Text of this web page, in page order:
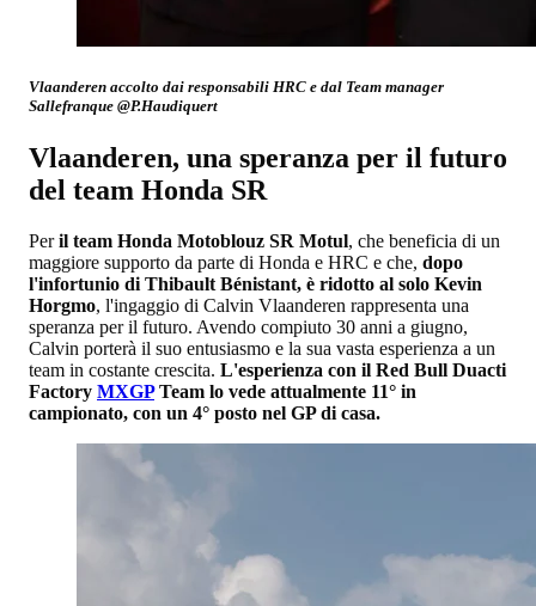
Vlaanderen accolto dai responsabili HRC e dal Team manager
Sallefranque @P.Haudiquert
Vlaanderen, una speranza per il futuro
del team Honda SR
Peril team Honda Motoblouz SR Motul, che beneficia di un
maggiore supporto da parte di Honda e HRC e che, dopo
l'infortunio di Thibault Bénistant, è ridotto al solo Kevin
Horgmo, l'ingaggio di Calvin Vlaanderen rappresenta una
speranza per il futuro. Avendo compiuto 30 anni a giugno,
Calvin porterà il suo entusiasmo e la sua vasta esperienza a un
team in costante crescita. L'esperienza con il Red Bull Duacti
Factory MXGPTeam lo vede attualmente 11° in
campionato, con un 4° posto nel GP di casa.